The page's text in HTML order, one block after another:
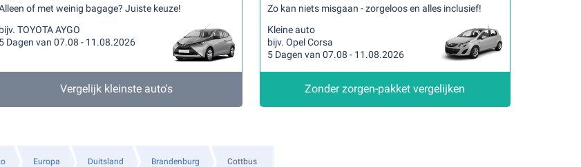
of met weinig bagage? Juiste keuze!
bijv. TOYOTA AYGO
5 Dagen van 07.08 - 11.08.2026
Vergelijk kleinste auto's
Zo kan niets misgaan - zorgeloos en alles inclusief!
Kleine auto
bijv. Opel Corsa
5 Dagen van 07.08 - 11.08.2026
Zonder zorgen-pakket vergelijken
Europa Duitsland Brandenburg Cottbus